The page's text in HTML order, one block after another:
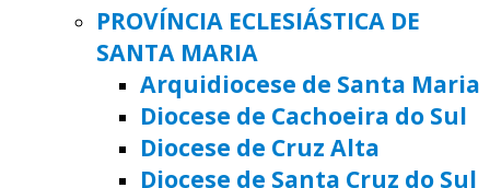
PROVÍNCIA ECLESIÁSTICA DE
SANTA MARIA
Arquidiocese de Santa Maria
Diocese de Cachoeira do Sul
Diocese de Cruz Alta
Diocese de Santa Cruz do Sul